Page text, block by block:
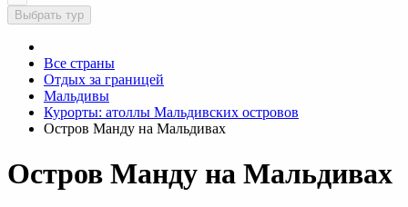
Выбрать тур
Все страны
Отдых за границей
Мальдивы
Курорты: атоллы Мальдивских островов
Остров Манду на Мальдивах
Остров Манду на Мальдивах